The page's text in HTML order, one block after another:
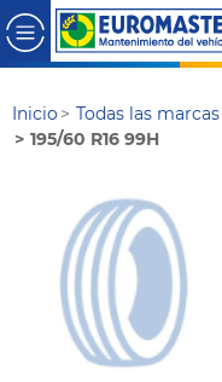
Inicio Todas las marcas
195/60 R16 99H